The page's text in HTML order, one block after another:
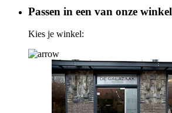
Passen in een van onze
Kies je winkel: